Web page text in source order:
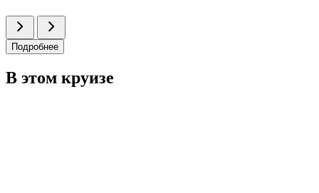
Подробнее
В этом круизе